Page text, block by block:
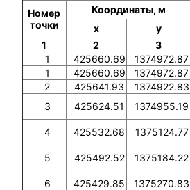
Номер
точки
Координаты, м
x
y
1
2 3
1
425660.69 1374972.87
1
425660.69 1374972.87
2
425641.93 1374922.83
3
425624.51 1374955.19
4
425532.68 1375124.77
5
425492.52 1375184.22
6
425429.85 1375270.83